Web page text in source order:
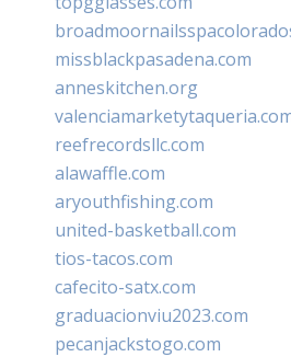
missblackpasadena.com
anneskitchen.org
reefrecordsllc.com
alawaffle.com
aryouthfishing.com
united-basketball.com
tios-tacos.com
cafecito-satx.com
graduacionviu2023.com
pecanjackstogo.com